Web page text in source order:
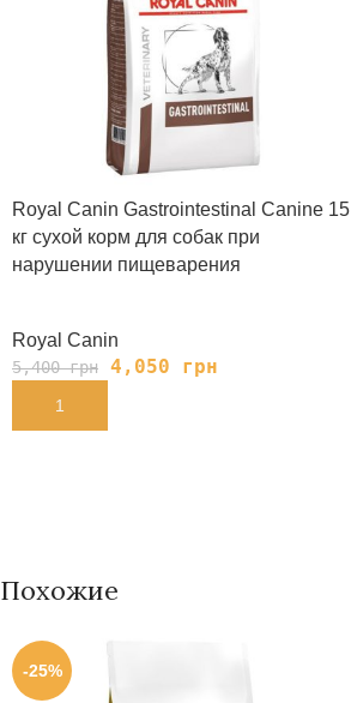
Royal Canin Gastrointestinal Canine 15
кг сухой корм для собак при
нарушении пищеварения
Royal Canin
5,400грн 4,050 грн
В КОРЗИНУ
Похожие
-25%